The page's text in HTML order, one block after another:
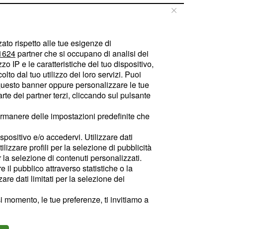
rispetto alle tue esigenze di
partner che si occupano di analisi dei
IP e le caratteristiche del tuo dispositivo,
dal tuo utilizzo dei loro servizi. Puoi
banner oppure personalizzare le tue
dei partner terzi, cliccando sul pulsante
delle impostazioni predefinite che
e/o accedervi. Utilizzare dati
profili per la selezione di pubblicità
selezione di contenuti personalizzati.
il pubblico attraverso statistiche o la
dati limitati per la selezione dei
le tue preferenze, ti invitiamo a